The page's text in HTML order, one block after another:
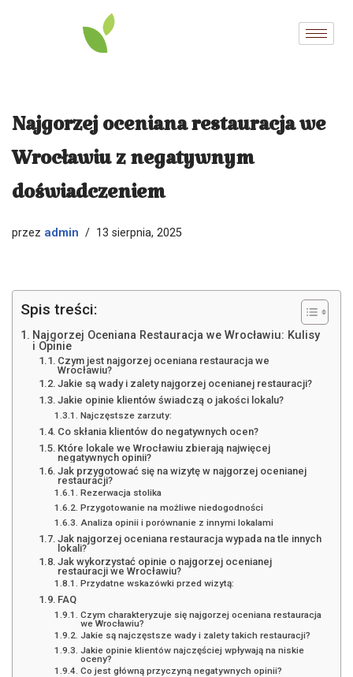
Najgorzej oceniana restauracja we
Wrocławiu z negatywnym
doświadczeniem
przez admin 13 sierpnia, 2025
Spis treści:
Najgorzej Oceniana Restauracja we Wrocławiu: Kulisy
i Opinie
Czym jest najgorzej oceniana restauracja we
Wrocławiu?
Jakie są wady i zalety najgorzej ocenianej restauracji?
Jakie opinie klientów świadczą o jakości lokalu?
Najczęstsze zarzuty:
Co skłania klientów do negatywnych ocen?
Które lokale we Wrocławiu zbierają najwięcej
negatywnych opinii?
Jak przygotować się na wizytę w najgorzej ocenianej
restauracji?
Rezerwacja stolika
Przygotowanie na możliwe niedogodności
Analiza opinii i porównanie z innymi lokalami
Jak najgorzej oceniana restauracja wypada na tle innych
lokali?
Jak wykorzystać opinie o najgorzej ocenianej
restauracji we Wrocławiu?
Przydatne wskazówki przed wizytą:
FAQ
Czym charakteryzuje się najgorzej oceniana restauracja
we Wrocławiu?
Jakie są najczęstsze wady i zalety takich restauracji?
Jakie opinie klientów najczęściej wpływają na niskie
oceny?
Co jest główną przyczyną negatywnych opinii?